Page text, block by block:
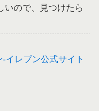
いので、見つけたら
-イレブン公式サイト